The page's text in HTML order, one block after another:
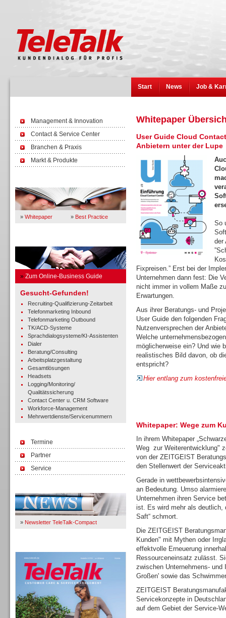
Start News Job &
Management & Innovation
Contact & Service Center
Branchen & Praxis
Markt & Produkte
» Whitepaper » Best Practice
» Zum Online-Business Guide
Gesucht-Gefunden!
Recruiting-Qualifizierung-Zeitarbeit
Telefonmarketing Inbound
Telefonmarketing Outbound
TK/ACD-Systeme
Sprachdialogsysteme/KI-Assistenten
Dialer
Beratung/Consulting
Arbeitsplatzgestaltung
Gesamtlösungen
Headsets
Logging/Monitoring/
Qualitätssicherung
Contact Center u. CRM Software
Workforce-Management
Mehrwertdienste/Servicenummern
Termine
Partner
Service
» Newsletter TeleTalk-Compact
Whitepaper
User Guide Cloud
Anbietern unter der Lupe
So
der
Fixpreisen.” Erst bei der
Unternehmen dann fest: Die
nicht immer in vollem Maße
Erwartungen.
Aus ihrer Beratungs- und
User Guide den folgenden
Nutzenversprechen der
Welche
möglicherweise ein? Und wie
realistisches Bild davon, ob
entspricht?
Hier entlang zum
Whitepaper: Wege zum
In ihrem Whitepaper
Weg zur Weiterentwicklung"
von der ZEITGEIST
den Stellenwert der
Gerade in
an Bedeutung. Umso
Unternehmen ihren Service
ist. Es wird mehr als deutlich,
Saft“ schmort.
Die ZEITGEIST
Kunden" mit Mythen oder
effektvolle Erneuerung
Ressourceneinsatz zulässt.
zwischen Unternehmens- und
Großen' sowie das
ZEITGEIST
Servicekonzepte in
auf dem Gebiet der Service-